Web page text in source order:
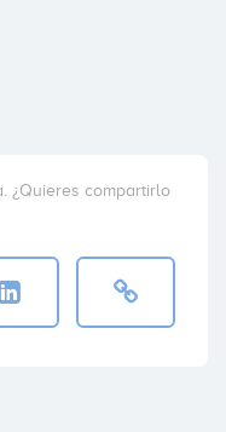
¿Quieres compartirlo